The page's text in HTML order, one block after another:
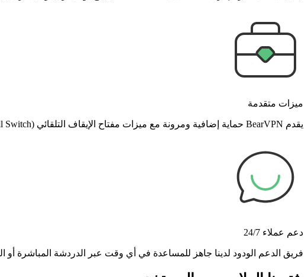
ميزات متقدمة
يقدم BearVPN حماية إضافية ومرونة مع ميزات مفتاح الإيقاف التلقائي (Kill Switch) والانقسام النفقي (Split Tunneling)، مما يبقي اتصالك آمناً وتحت سيطرتك في جميع الأوقات.
دعم عملاء 24/7
فريق الدعم الودود لدينا جاهز للمساعدة في أي وقت عبر الدردشة المباشرة أو